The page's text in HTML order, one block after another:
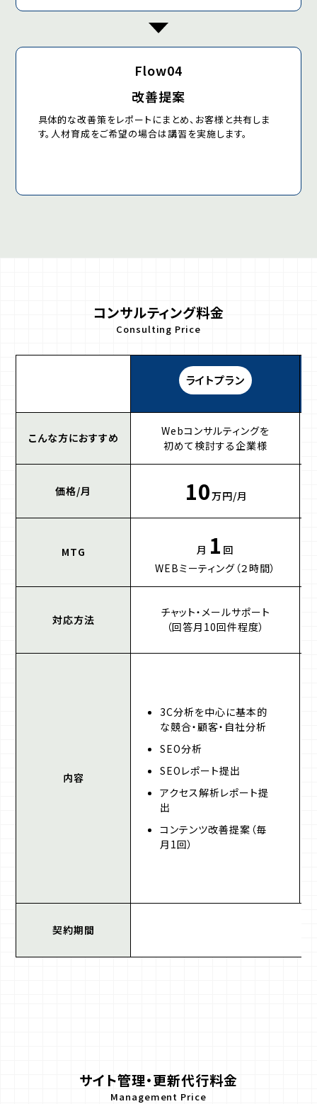
Flow04
改善提案
具体的な改善策をレポートにまとめ、お客様と共有しま
す。人材育成をご希望の場合は講習を実施します。
コンサルティング料金
Consulting Price
ライトプラン
こんな方におすすめ
Webコンサルティングを
初めて検討する企業様
価格/月 10万円/月
MTG 月 1 回
WEBミーティング（２時間）
対応方法
チャット・メールサポート
（回答月10回件程度）
内容
3C分析を中心に基本的
な競合・顧客・自社分析
SEO分析
SEOレポート提出
アクセス解析レポート提
出
コンテンツ改善提案（毎
月1回）
契約期間
サイト管理・更新代行料金
Management Price